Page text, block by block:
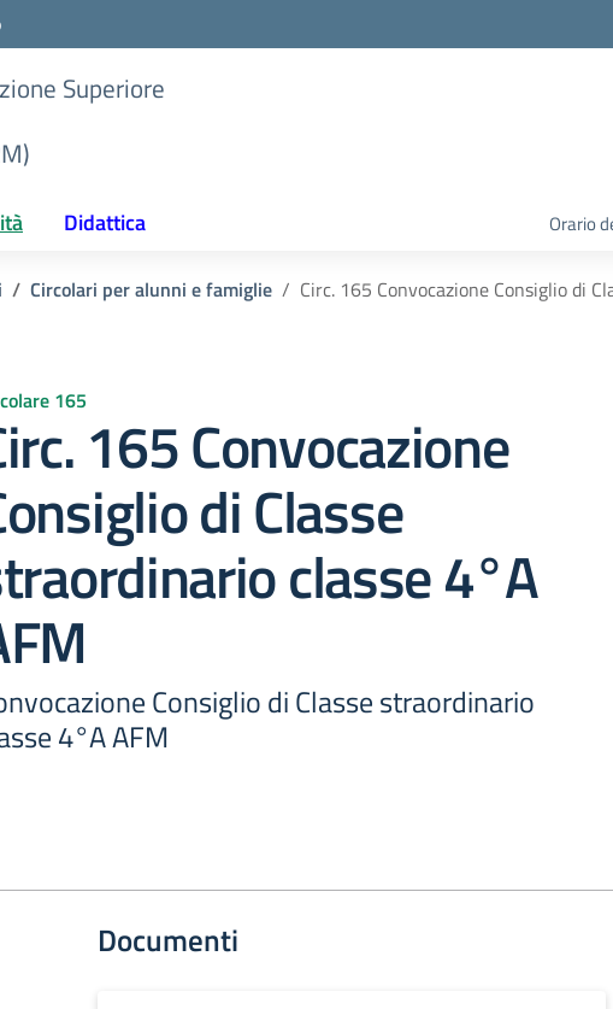
Superiore
Didattica Orario
Circolari per alunni e famiglie Circ. 165 Convocazione Consiglio di
165
165 Convocazione
di Classe
classe 4°A
Consiglio di Classe straordinario
4°A AFM
Documenti